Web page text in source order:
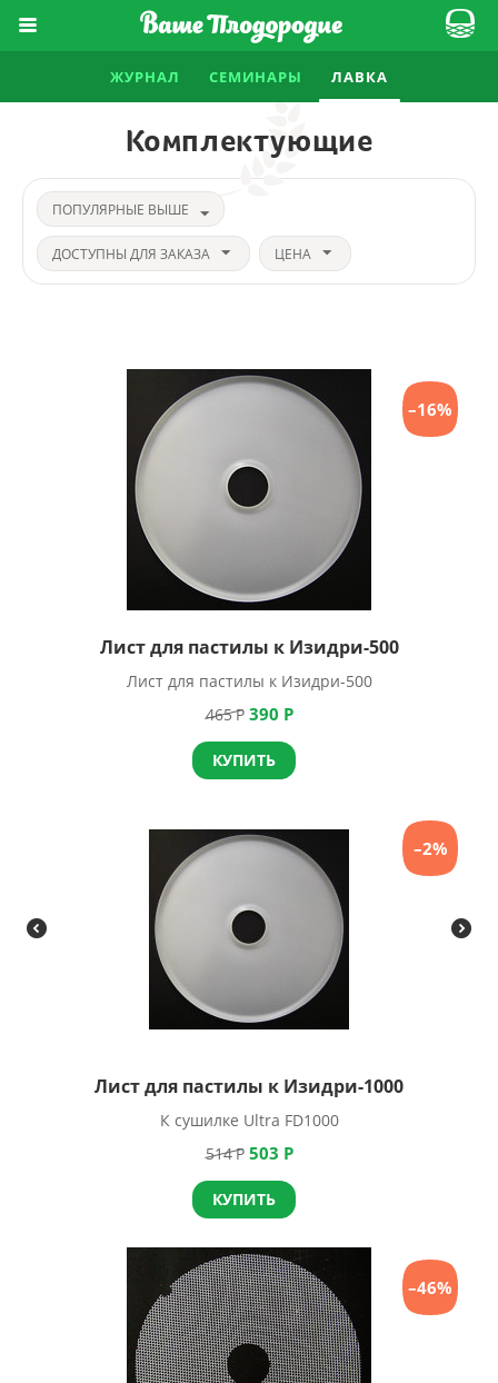
ЖУРНАЛ СЕМИНАРЫ ЛАВКА
Комплектующие
ДОСТУПНЫ ДЛЯ ЗАКАЗА ЦЕНА
ПОПУЛЯРНЫЕ ВЫШЕ
–16%
Лист для пастилы к Изидри-500
Лист для пастилы к Изидри-500
465Р 390 Р
КУПИТЬ
–2%
Лист для пастилы к Изидри-1000
К сушилке Ultra FD1000
514Р 503 Р
КУПИТЬ
–46%